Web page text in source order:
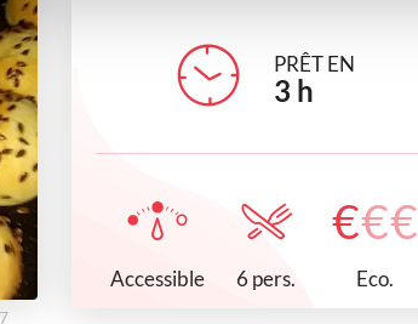
PRÊT EN
3 h
Accessible 6 pers.
€€€
Eco.